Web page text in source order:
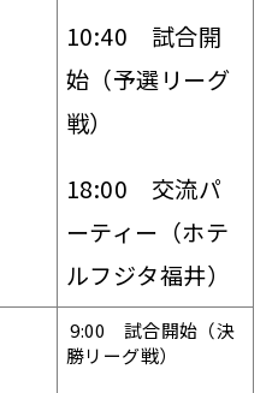
10:40 試合開
始（予選リーグ
戦）
18:00 交流パ
ーティー（ホテ
ルフジタ福井）
9:00 試合開始（決
勝リーグ戦）